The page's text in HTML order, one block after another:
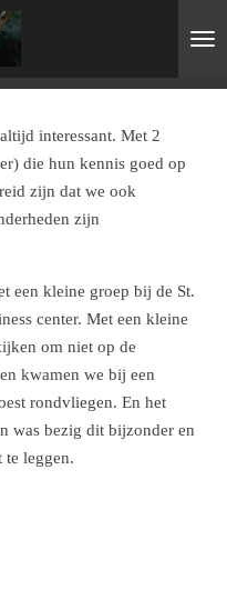
interessant. Met 2
die hun kennis goed op
zijn dat we ook
zijn
een kleine groep bij de St.
center. Met een kleine
om niet op de
kwamen we bij een
rondvliegen. En het
was bezig dit bijzonder en
te leggen.